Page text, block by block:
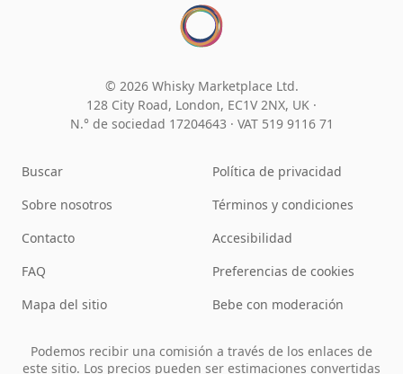
© 2026 Whisky Marketplace Ltd.
128 City Road, London, EC1V 2NX, UK ·
N.° de sociedad 17204643 · VAT 519 9116 71
Buscar
Sobre nosotros
Contacto
FAQ
Mapa del sitio
Política de privacidad
Términos y condiciones
Accesibilidad
Preferencias de cookies
Bebe con moderación
Podemos recibir una comisión a través de los enlaces de
este sitio. Los precios pueden ser estimaciones convertidas